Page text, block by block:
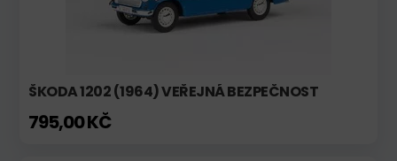
ŠKODA 1202 (1964) VEŘEJNÁ BEZPEČNOST
795,00 KČ